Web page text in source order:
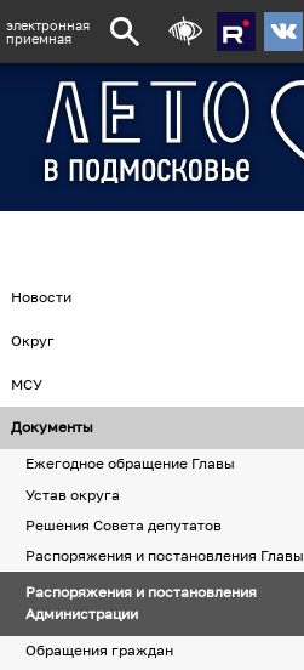
электронная
приемная
Новости
Округ
МСУ
Документы
Ежегодное обращение Главы
Устав округа
Решения Совета депутатов
Распоряжения и постановления Главы
Распоряжения и постановления
Администрации
Обращения граждан